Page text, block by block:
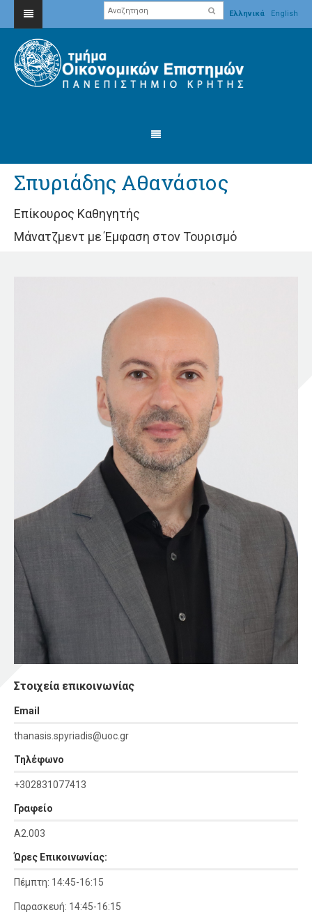
Ελληνικά English
Σπυριάδης Αθανάσιος
Επίκουρος Καθηγητής
Μάνατζμεντ με Έμφαση στον Τουρισμό
Στοιχεία επικοινωνίας
Εmail
thanasis.spyriadis@uoc.gr
Τηλέφωνο
+302831077413
Γραφείο
Α2.003
Ώρες Επικοινωνίας:
Πέμπτη: 14:45-16:15
Παρασκευή: 14:45-16:15